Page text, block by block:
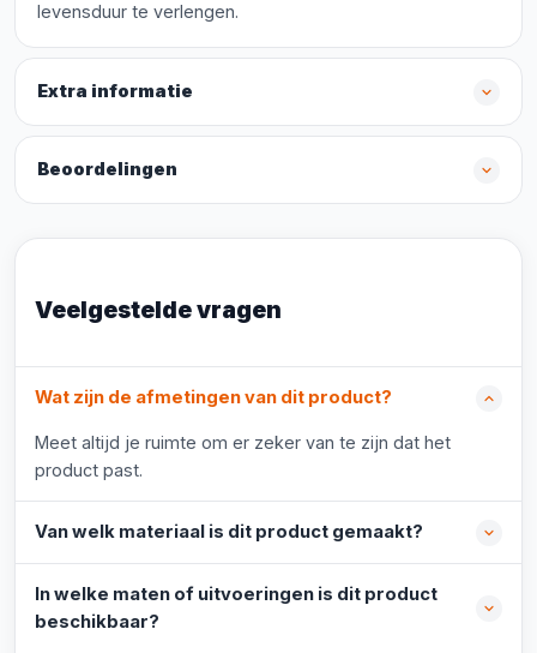
levensduur te verlengen.
Extra informatie
Beoordelingen
Veelgestelde vragen
Wat zijn de afmetingen van dit product?
Meet altijd je ruimte om er zeker van te zijn dat het
product past.
Van welk materiaal is dit product gemaakt?
In welke maten of uitvoeringen is dit product
beschikbaar?